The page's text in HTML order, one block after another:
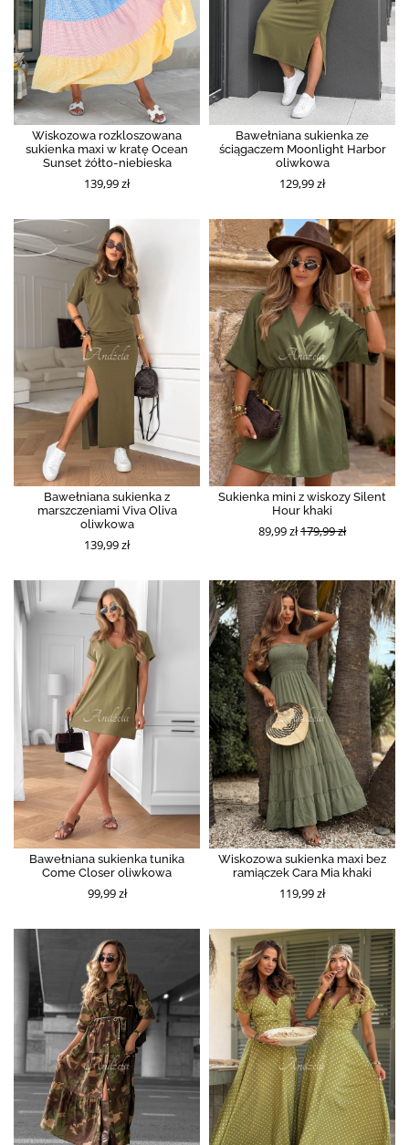
Wiskozowa rozkloszowana
sukienka maxi w kratę Ocean
Sunset żółto-niebieska
139,99 zł
Bawełniana sukienka ze
ściągaczem Moonlight Harbor
oliwkowa
129,99 zł
Bawełniana sukienka z
marszczeniami Viva Oliva
oliwkowa
139,99 zł
Sukienka mini z wiskozy Silent
Hour khaki
89,99 zł179,99 zł
Bawełniana sukienka tunika
Come Closer oliwkowa
99,99 zł
Wiskozowa sukienka maxi bez
ramiączek Cara Mia khaki
119,99 zł